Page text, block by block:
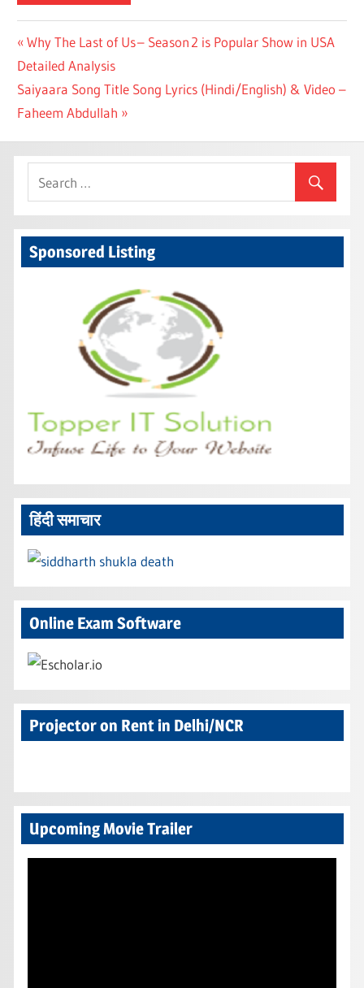
Post
navigation
Previous
Post:
Why The Last of Us – Season 2 is Popular Show in USA
Detailed Analysis
Next
Post:
Saiyaara Song Title Song Lyrics (Hindi/English) & Video –
Faheem Abdullah
Sponsored Listing
हिंदी समाचार
Online Exam Software
Projector on Rent in Delhi/NCR
Upcoming Movie Trailer